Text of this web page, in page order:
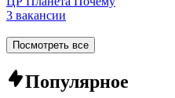
3 вакансии
Посмотреть все
Популярное